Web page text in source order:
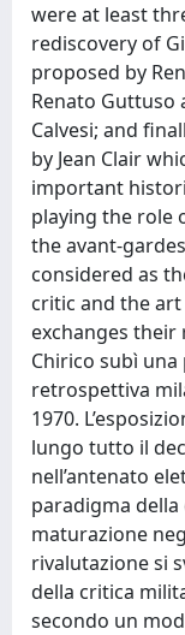
were at least
rediscovery of
proposed by
Renato Guttuso
Calvesi; and
by Jean Clair
important
playing the role
the avant-
considered as
critic and the
exchanges
Chirico subì
retrospettiva
1970.
lungo tutto il
nell’antenato
paradigma
maturazione
rivalutazione si
della critica
secondo un